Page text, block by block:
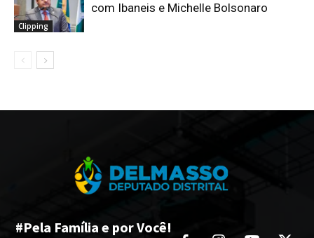
Clipping
com Ibaneis e Michelle Bolsonaro
#Pela Família e por Você!